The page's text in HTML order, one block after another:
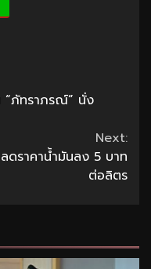
“ภัทราภรณ์” นั่ง
Next:
ดราคาน้ำมันลง 5 บาท
ต่อลิตร